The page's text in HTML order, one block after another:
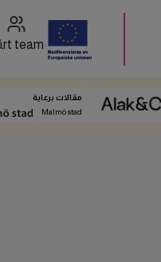
team
مقالات برعاية
Malmö stad